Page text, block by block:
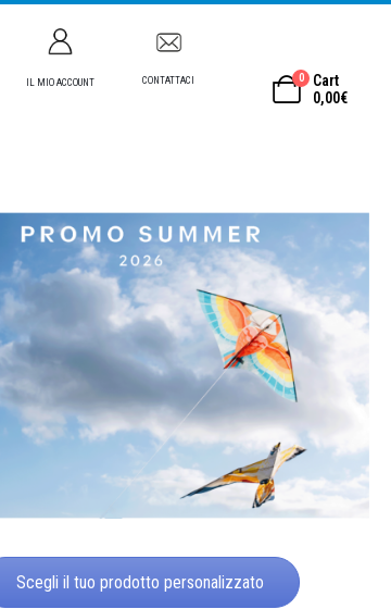
IL MIO ACCOUNT CONTATTACI 0
Cart
0,00€
Scegli il tuo prodotto personalizzato